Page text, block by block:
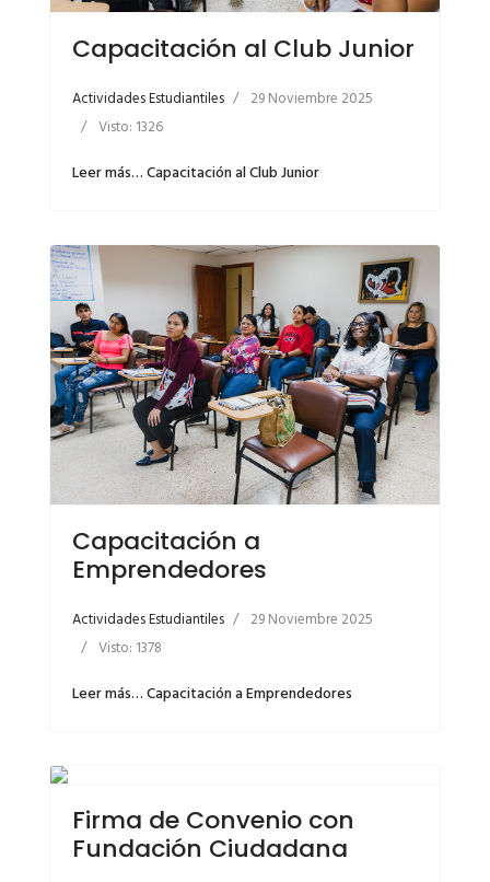
Capacitación al Club Junior
Actividades Estudiantiles
29 Noviembre 2025
Visto: 1326
Leer más… Capacitación al Club Junior
Capacitación a
Emprendedores
Actividades Estudiantiles
29 Noviembre 2025
Visto: 1378
Leer más… Capacitación a Emprendedores
Firma de Convenio con
Fundación Ciudadana